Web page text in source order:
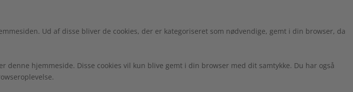
Ud af disse bliver de cookies, der er kategoriseret som nødvendige, gemt i din browser, da
hjemmeside. Disse cookies vil kun blive gemt i din browser med dit samtykke. Du har også